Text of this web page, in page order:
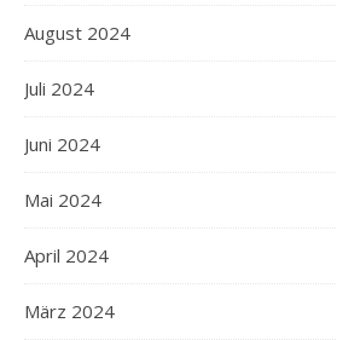
August 2024
Juli 2024
Juni 2024
Mai 2024
April 2024
März 2024